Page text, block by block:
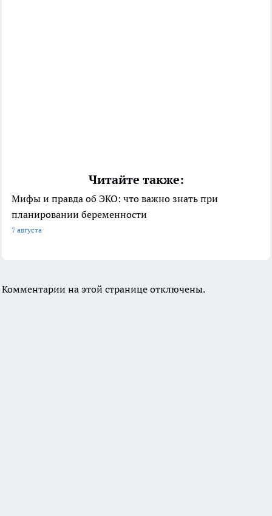
Читайте также:
Мифы и правда об ЭКО: что важно знать при
планировании беременности
7 августа
Комментарии на этой странице отключены.